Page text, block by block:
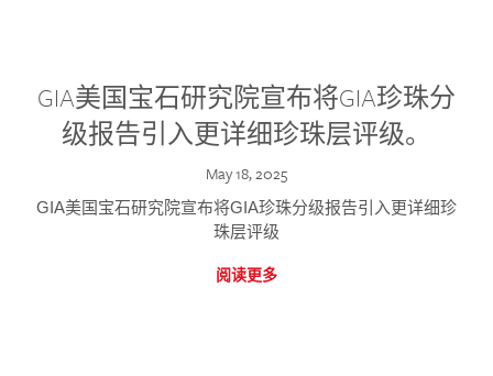
GIA美国宝石研究院宣布将GIA珍珠分
级报告引入更详细珍珠层评级。
May 18, 2025
GIA美国宝石研究院宣布将GIA珍珠分级报告引入更详细珍
珠层评级
阅读更多